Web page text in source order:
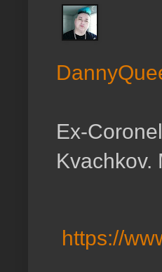
Ex-
Kvachkov.
https://